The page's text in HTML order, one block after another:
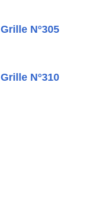
Grille N°305
Grille N°310